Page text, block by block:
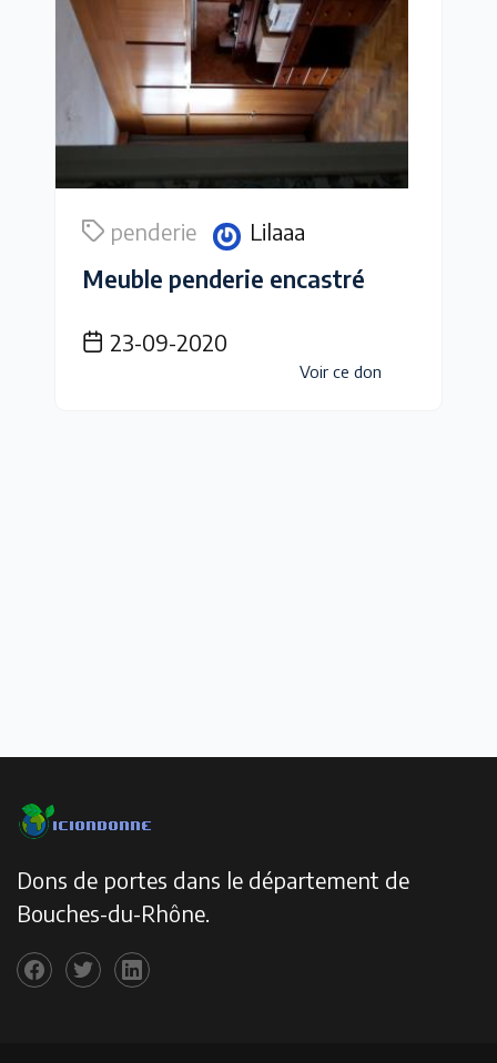
penderie Lilaaa
Meuble penderie encastré
23-09-2020
Voir ce don
Dons de portes dans le département de
Bouches-du-Rhône.